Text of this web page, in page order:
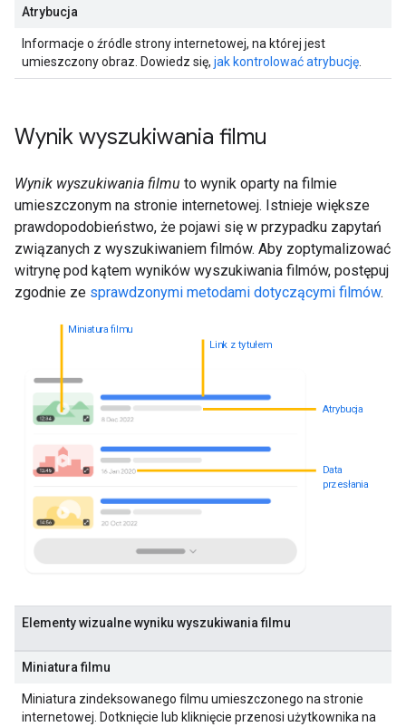
Atrybucja
Informacje o źródle strony internetowej, na której jest
umieszczony obraz. Dowiedz się, jak kontrolować atrybucję
Wynik wyszukiwania filmu
Wynik wyszukiwania filmu to wynik oparty na filmie
umieszczonym na stronie internetowej. Istnieje większe
prawdopodobieństwo, że pojawi się w przypadku zapytań
związanych z wyszukiwaniem filmów. Aby zoptymalizować
witrynę pod kątem wyników wyszukiwania filmów, postępuj
zgodnie ze sprawdzonymi metodami dotyczącymi filmów.
Miniatura filmu
Link z tytułem
Atrybucja
Data
przesłania
Elementy wizualne wyniku wyszukiwania filmu
Miniatura filmu
Miniatura zindeksowanego filmu umieszczonego na stronie
internetowej. Dotknięcie lub kliknięcie przenosi użytkownika na